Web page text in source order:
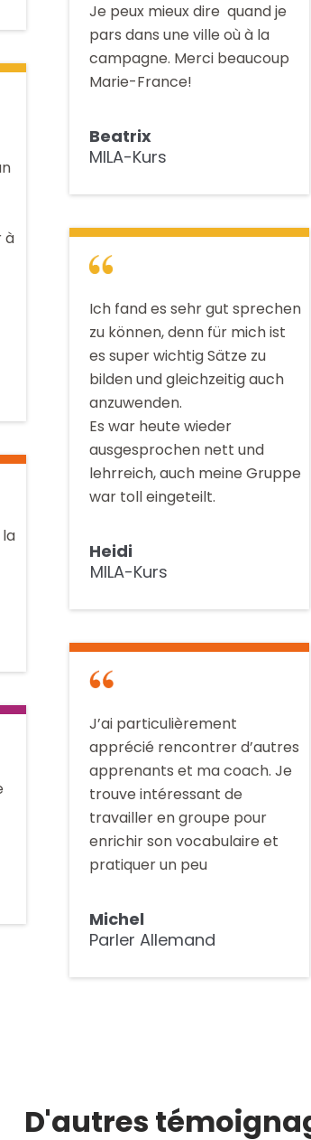
à
Je peux mieux dire quand je
pars dans une ville où à la
campagne. Merci beaucoup
Marie-France!
Beatrix
MILA-Kurs
Ich fand es sehr gut sprechen
zu können, denn für mich ist
es super wichtig Sätze zu
bilden und gleichzeitig auch
anzuwenden.
Es war heute wieder
ausgesprochen nett und
lehrreich, auch meine Gruppe
war toll eingeteilt.
Heidi
MILA-Kurs
J’ai particulièrement
apprécié rencontrer d’autres
apprenants et ma coach. Je
trouve intéressant de
travailler en groupe pour
enrichir son vocabulaire et
pratiquer un peu
Michel
Parler Allemand
D'autres